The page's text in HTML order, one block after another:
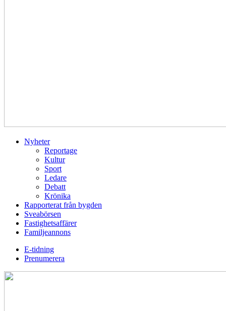
Nyheter
Reportage
Kultur
Sport
Ledare
Debatt
Krönika
Rapporterat från bygden
Sveabörsen
Fastighetsaffärer
Familjeannons
E-tidning
Prenumerera